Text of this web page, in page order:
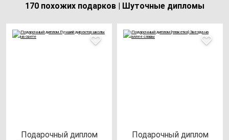
170 похожих подарков | Шуточные дипломы
Пода­роч­ный дип­лом
Пода­роч­ный дип­лом